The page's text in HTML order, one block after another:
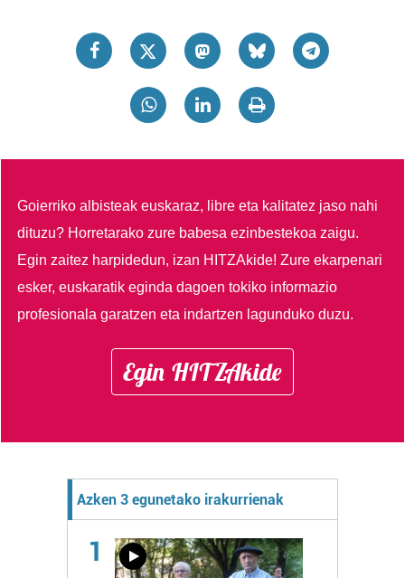
Goierriko albisteak euskaraz, libre eta kalitatez jaso nahi
dituzu? Horretarako zure babesa ezinbestekoa zaigu.
Egin zaitez harpidedun, izan HITZAkide!Zure ekarpenari
esker, euskaratik eginda dagoen tokiko informazio
profesionala garatzen eta indartzen lagunduko duzu.
Egin HITZAkide
Azken 3 egunetako irakurrienak
1